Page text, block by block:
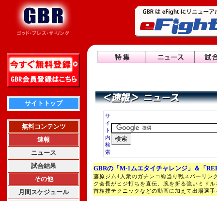
サイトトップ
無料コンテンツ
速報
ニュース
試合結果
その他
月間スケジュール
サ
イ
ト
内
検
索
GBRの「M-1ムエタイチャレンジ」＆「
藤原ジム4人衆のガチンコ総当り戦スパーリン
ク会長がヒジ打ちを直伝、腕を折る強いミド
首相撲テクニックなどの動画に加えて出場選